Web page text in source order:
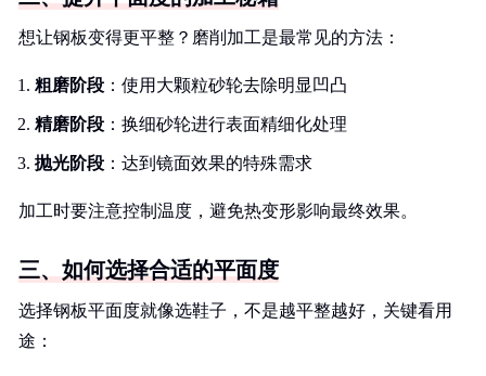
想让钢板变得更平整？磨削加工是最常见的方法：
粗磨阶段 ：使用大颗粒砂轮去除明显凹凸
精磨阶段 ：换细砂轮进行表面精细化处理
抛光阶段 ：达到镜面效果的特殊需求
加工时要注意控制温度，避免热变形影响最终效果。
三、如何选择合适的平面度
选择钢板平面度就像选鞋子，不是越平整越好，关键看用
途：